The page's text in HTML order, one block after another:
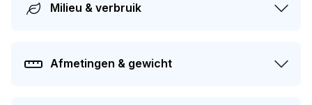
Milieu & verbruik
Afmetingen & gewicht